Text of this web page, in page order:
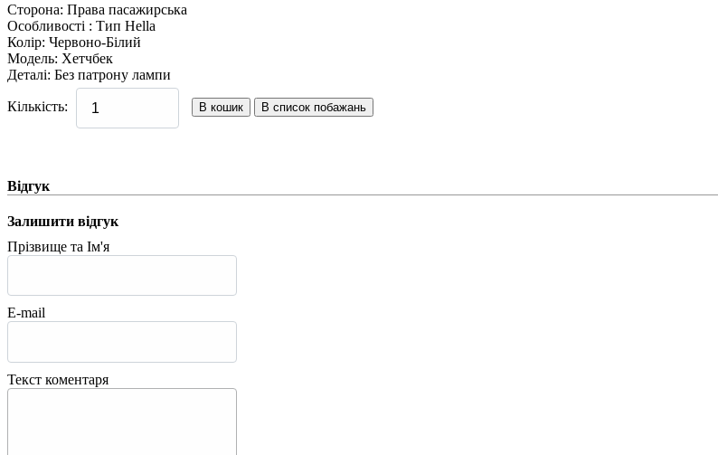
Сторона: Права пасажирська
Особливості : Тип Hella
Колір: Червоно-Білий
Модель: Хетчбек
Деталі: Без патрону лампи
Кількість:
Відгук
Залишити відгук
Прізвище та Ім'я
E-mail
Текст коментаря